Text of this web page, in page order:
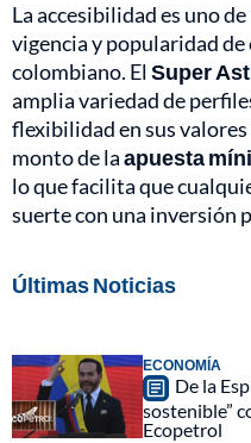
La accesibilidad es uno
vigencia y popularidad
colombiano. ElSuper
amplia variedad de
flexibilidad en sus
monto de laapuesta
lo que facilita que
suerte con una inversión
Últimas Noticias
ECONOMÍA
De la
sostenible”
Ecopetrol